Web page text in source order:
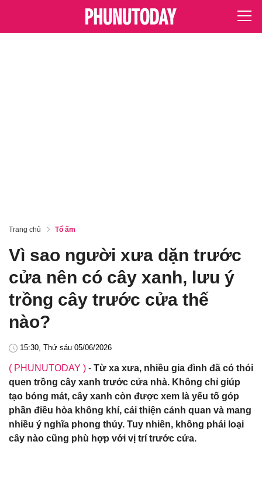
Trang chủ Tổ ấm
Vì sao người xưa dặn trước
cửa nên có cây xanh, lưu ý
trồng cây trước cửa thế
nào?
15:30, Thứ sáu 05/06/2026
( PHUNUTODAY ) - Từ xa xưa, nhiều gia đình đã có thói
quen trồng cây xanh trước cửa nhà. Không chỉ giúp
tạo bóng mát, cây xanh còn được xem là yếu tố góp
phần điều hòa không khí, cải thiện cảnh quan và mang
nhiều ý nghĩa phong thủy. Tuy nhiên, không phải loại
cây nào cũng phù hợp với vị trí trước cửa.